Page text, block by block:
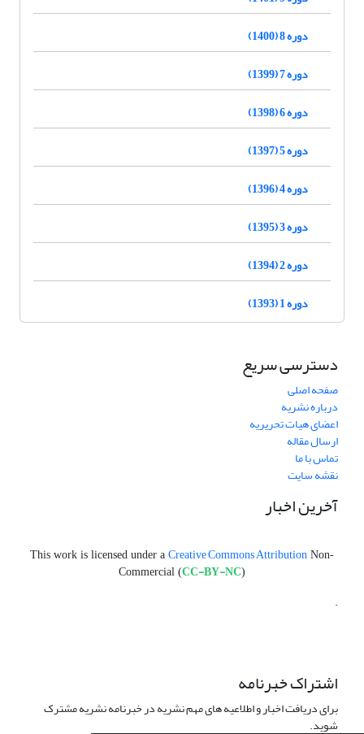
دوره 8 (1400)
دوره 7 (1399)
دوره 6 (1398)
دوره 5 (1397)
دوره 4 (1396)
دوره 3 (1395)
دوره 2 (1394)
دوره 1 (1393)
دسترسی سریع
صفحه اصلی
درباره نشریه
اعضای هیات تحریریه
ارسال مقاله
تماس با ما
نقشه سایت
آخرین اخبار
This work is licensed under a Creative Commons Attribution Non-
Commercial (CC-BY-NC)
.
اشتراک خبرنامه
برای دریافت اخبار و اطلاعیه های مهم نشریه در خبرنامه نشریه مشترک
شوید.